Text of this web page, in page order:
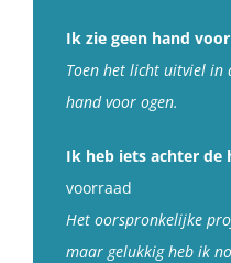
Ik zie geen hand
Toen het licht uitviel in
hand voor ogen.
Ik heb iets achter de
voorraad
Het oorspronkelijke
maar gelukkig heb ik